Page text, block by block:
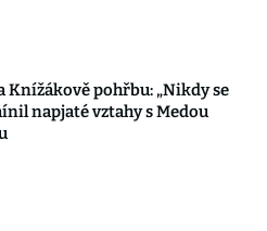
Knížákově pohřbu: „Nikdy se
napjaté vztahy s Medou